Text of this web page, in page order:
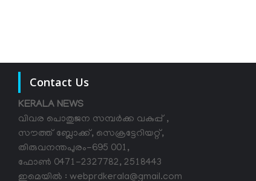
Contact Us
KERALA NEWS
വിവര പൊതുജന സമ്പര്‍ക്ക വകുപ്പ് ,
സൗത്ത് ബ്ലോക്ക്, സെക്രട്ടേറിയറ്റ്,
തിരുവനന്തപുരം-695 001,
ഫോൺ 0471-2327782, 2518443
ഇമെയിൽ : webprdkerala@gmail.com